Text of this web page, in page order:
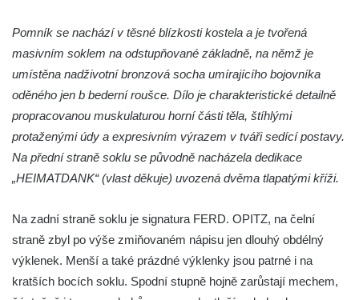
Pomník na místě hrobu ruských vojáků z
napoleonských válek u silnice z Chlumčan
do Cítolib
Hrob Antonína Švejdy na hřbitově v
Hrob Jaroslava Klicpery na hřbitově v
Chlumčanech
Hrob Oldřicha Pokorného na hřbitově v
Chlumčanech
Hrob Antonína Krejcárka na hřbitově v
Pomník se nachází v těsné blízkosti kostela a je tvořená
masivním soklem na odstupňované základně, na němž je
umístěna nadživotní bronzová socha umírajícího bojovníka
oděného jen b bederní roušce. Dílo je charakteristické detailně
propracovanou muskulaturou horní části těla, štíhlými
protaženými údy a expresivním výrazem v tváři sedící postavy.
Na přední straně soklu se původně nacházela dedikace
„HEIMATDANK“ (vlast děkuje) uvozená dvěma tlapatými kříži.
Na zadní straně soklu je signatura FERD. OPITZ, na čelní
straně zbyl po výše zmiňovaném nápisu jen dlouhý obdélný
výklenek. Menší a také prázdné výklenky jsou patrné i na
kratších bocích soklu. Spodní stupně hojně zarůstají mechem,